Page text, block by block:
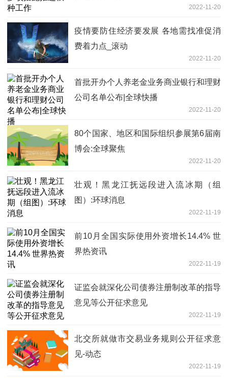
2022-11-20
疫情要防住经济要发展 各地需找准促消
费着力点_滚动
2022-11-20
首批开办个人养老金业务商业银行和理财
公司名单公布|全球快播
2022-11-20
80个国家、地区和国际组织参展第6届南
博会:全球聚焦
2022-11-20
壮观！黑龙江抚远段进入流冰期（组
图）:环球消息
2022-11-19
前10月全国实际使用外资增长14.4% 世
界热资讯
2022-11-19
证监会就深化公司债券注册制改革的指导
意见等公开征求意见
2022-11-19
北交所就做市交易业务规则公开征求意
见-动态
2022-11-19